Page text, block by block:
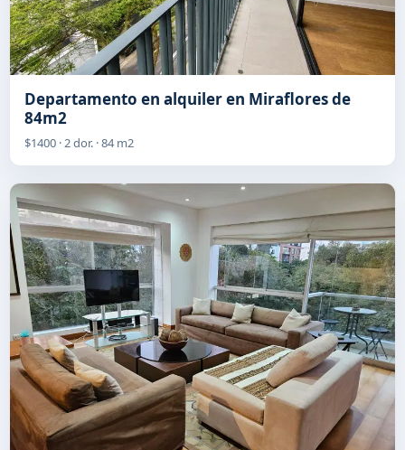
Departamento en alquiler en Miraflores de
84m2
$1400 · 2 dor. · 84 m2